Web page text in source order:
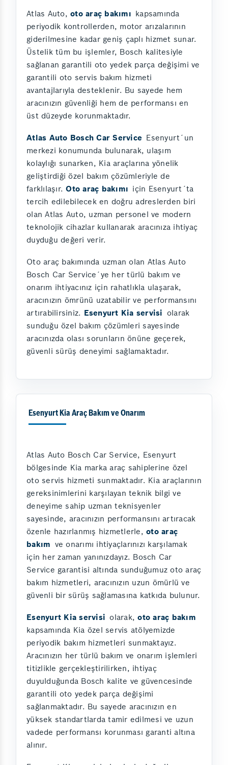
Atlas Auto, oto araç bakımı kapsamında
periyodik kontrollerden, motor arızalarının
giderilmesine kadar geniş çaplı hizmet sunar.
Üstelik tüm bu işlemler, Bosch kalitesiyle
sağlanan garantili oto yedek parça değişimi ve
garantili oto servis bakım hizmeti
avantajlarıyla desteklenir. Bu sayede hem
aracınızın güvenliği hem de performansı en
üst düzeyde korunmaktadır.
Atlas Auto Bosch Car Service Esenyurt´un
merkezi konumunda bulunarak, ulaşım
kolaylığı sunarken, Kia araçlarına yönelik
geliştirdiği özel bakım çözümleriyle de
farklılaşır.Oto araç bakımı için Esenyurt´ta
tercih edilebilecek en doğru adreslerden biri
olan Atlas Auto, uzman personel ve modern
teknolojik cihazlar kullanarak aracınıza ihtiyaç
duyduğu değeri verir.
Oto araç bakımında uzman olan Atlas Auto
Bosch Car Service´ye her türlü bakım ve
onarım ihtiyacınız için rahatlıkla ulaşarak,
aracınızın ömrünü uzatabilir ve performansını
artırabilirsiniz. Esenyurt Kia servisi olarak
sunduğu özel bakım çözümleri sayesinde
aracınızda olası sorunların önüne geçerek,
güvenli sürüş deneyimi sağlamaktadır.
Esenyurt Kia Araç Bakım ve Onarım
Atlas Auto Bosch Car Service, Esenyurt
bölgesinde Kia marka araç sahiplerine özel
oto servis hizmeti sunmaktadır. Kia araçlarının
gereksinimlerini karşılayan teknik bilgi ve
deneyime sahip uzman teknisyenler
sayesinde, aracınızın performansını artıracak
özenle hazırlanmış hizmetlerle, oto araç
bakım ve onarımı ihtiyaçlarınızı karşılamak
için her zaman yanınızdayız. Bosch Car
Service garantisi altında sunduğumuz oto araç
bakım hizmetleri, aracınızın uzun ömürlü ve
güvenli bir sürüş sağlamasına katkıda bulunur.
Esenyurt Kia servisi olarak,oto araç bakım
kapsamında Kia özel servis atölyemizde
periyodik bakım hizmetleri sunmaktayız.
Aracınızın her türlü bakım ve onarım işlemleri
titizlikle gerçekleştirilirken, ihtiyaç
duyulduğunda Bosch kalite ve güvencesinde
garantili oto yedek parça değişimi
sağlanmaktadır. Bu sayede aracınızın en
yüksek standartlarda tamir edilmesi ve uzun
vadede performansı korunması garanti altına
alınır.